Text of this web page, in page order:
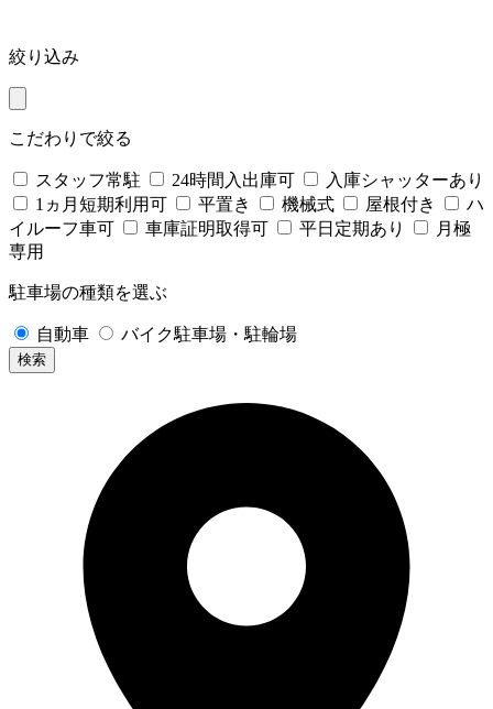
絞り込み
こだわりで絞る
スタッフ常駐 24時間入出庫可
入庫シャッターあり
1ヵ月短期利用可
平置き 機械式 屋根付き
ハ
イルーフ車可
車庫証明取得可 平日定期あり
月極
専用
駐車場の種類を選ぶ
自動車 バイク駐車場・駐輪場
検索